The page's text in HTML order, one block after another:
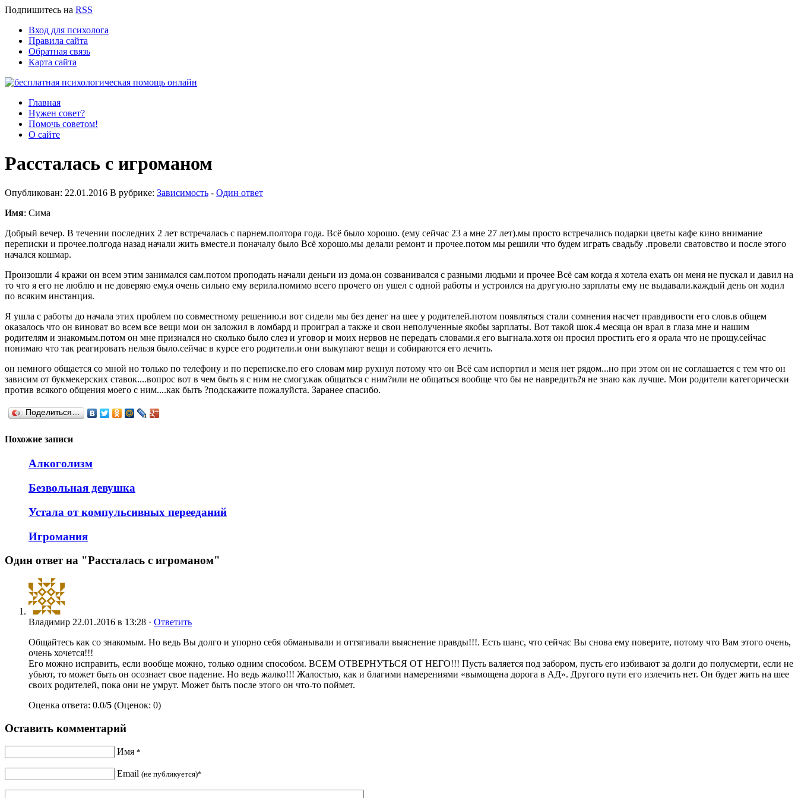
Подпишитесь на RSS
Вход для психолога
Правила сайта
Обратная связь
Карта сайта
Главная
Нужен совет?
Помочь советом!
О сайте
Рассталась с игроманом
Опубликован: 22.01.2016 В рубрике: Зависимость - Один ответ
Имя: Сима
Добрый вечер. В течении последних 2 лет встречалась с парнем.полтора года. Всё было хорошо. (ему сейчас 23 а мне 27 лет).мы просто встречались подарки цветы кафе кино внимание
переписки и прочее.полгода назад начали жить вместе.и поначалу было Всё хорошо.мы делали ремонт и прочее.потом мы решили что будем играть свадьбу .провели сватовство и после этого
начался кошмар.
Произошли 4 кражи он всем этим занимался сам.потом проподать начали деньги из дома.он созванивался с разными людьми и прочее Всё сам когда я хотела ехать он меня не пускал и давил на
то что я его не люблю и не доверяю ему.я очень сильно ему верила.помимо всего прочего он ушел с одной работы и устроился на другую.но зарплаты ему не выдавали.каждый день он ходил
по всяким инстанция.
Я ушла с работы до начала этих проблем по совместному решению.и вот сидели мы без денег на шее у родителей.потом появляться стали сомнения насчет правдивости его слов.в общем
оказалось что он виноват во всем все вещи мои он заложил в ломбард и проиграл а также и свои неполученные якобы зарплаты. Вот такой шок.4 месяца он врал в глаза мне и нашим
родителям и знакомым.потом он мне признался но сколько было слез и уговор и моих нервов не передать словами.я его выгнала.хотя он просил простить его я орала что не прощу.сейчас
понимаю что так реагировать нельзя было.сейчас в курсе его родители.и они выкупают вещи и собираются его лечить.
он немного общается со мной но только по телефону и по переписке.по его словам мир рухнул потому что он Всё сам испортил и меня нет рядом...но при этом он не соглашается с тем что он
зависим от букмекерских ставок....вопрос вот в чем быть я с ним не смогу.как общаться с ним?или не общаться вообще что бы не навредить?я не знаю как лучше. Мои родители категорически
против всякого общения моего с ним....как быть ?подскажите пожалуйста. Заранее спасибо.
Поделиться…
Похожие записи
Алкоголизм
Безвольная девушка
Устала от компульсивных перееданий
Игромания
Один ответ на "Рассталась с игроманом"
Владимир 22.01.2016 в 13:28 · Ответить
Общайтесь как со знакомым. Но ведь Вы долго и упорно себя обманывали и оттягивали выяснение правды!!!. Есть шанс, что сейчас Вы снова ему поверите, потому что Вам этого очень,
очень хочется!!!
Его можно исправить, если вообще можно, только одним способом. ВСЕМ ОТВЕРНУТЬСЯ ОТ НЕГО!!! Пусть валяется под забором, пусть его избивают за долги до полусмерти, если не
убьют, то может быть он осознает свое падение. Но ведь жалко!!! Жалостью, как и благими намерениями «вымощена дорога в АД». Другого пути его излечить нет. Он будет жить на шее
своих родителей, пока они не умрут. Может быть после этого он что-то поймет.
Оценка ответа: 0.0/5 (Оценок: 0)
Оставить комментарий
Имя *
Email (не публикуется)*